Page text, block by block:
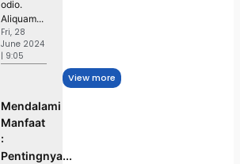
odio.
Aliquam...
Fri, 28
June 2024
| 9:05
Mendalami
Manfaat
:
Pentingnya...
View more